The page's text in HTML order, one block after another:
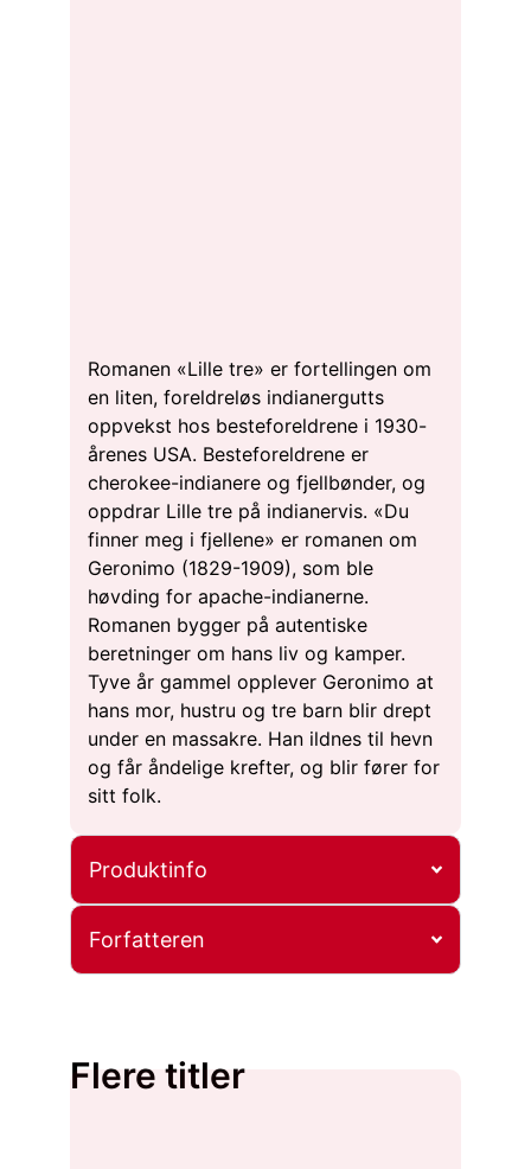
Romanen «Lille tre» er fortellingen om
en liten, foreldreløs indianergutts
oppvekst hos besteforeldrene i 1930-
årenes USA. Besteforeldrene er
cherokee-indianere og fjellbønder, og
oppdrar Lille tre på indianervis. «Du
finner meg i fjellene» er romanen om
Geronimo (1829-1909), som ble
høvding for apache-indianerne.
Romanen bygger på autentiske
beretninger om hans liv og kamper.
Tyve år gammel opplever Geronimo at
hans mor, hustru og tre barn blir drept
under en massakre. Han ildnes til hevn
og får åndelige krefter, og blir fører for
sitt folk.
Produktinfo
Forfatteren
Flere titler